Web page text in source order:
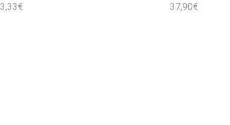
3,33€ 37,90€